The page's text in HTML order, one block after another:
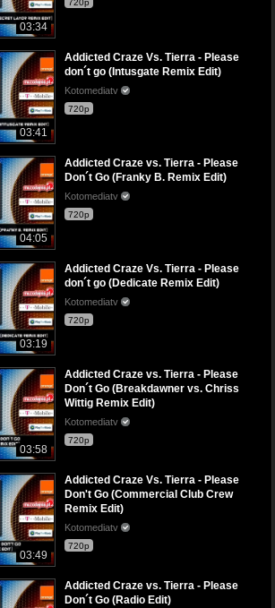
03:34
720p
03:41
Addicted Craze Vs. Tierra - Please
don´t go (Intusgate Remix Edit)
Kotomediatv
720p
04:05
Addicted Craze vs. Tierra - Please
Don´t Go (Franky B. Remix Edit)
Kotomediatv
720p
03:19
Addicted Craze Vs. Tierra - Please
don´t go (Dedicate Remix Edit)
Kotomediatv
720p
03:58
Addicted Craze vs. Tierra - Please
Don´t Go (Breakdawner vs. Chriss
Wittig Remix Edit)
Kotomediatv
720p
03:49
Addicted Craze Vs. Tierra - Please
Don't Go (Commercial Club Crew
Remix Edit)
Kotomediatv
720p
Addicted Craze vs. Tierra - Please
Don´t Go (Radio Edit)